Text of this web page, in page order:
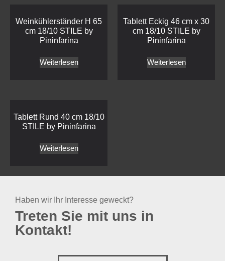
Weinkühlerständer H 65
cm 18/10 STILE by
Pininfarina
Weiterlesen
Tablett Eckig 46 cm x 30
cm 18/10 STILE by
Pininfarina
Weiterlesen
Tablett Rund 40 cm 18/10
STILE by Pininfarina
Weiterlesen
Haben wir Ihr Interesse geweckt?
Treten Sie mit uns in
Kontakt!